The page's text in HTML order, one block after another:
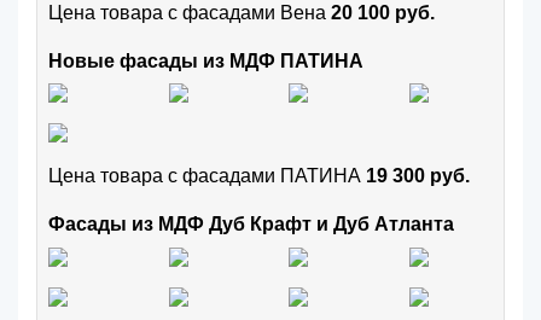
Цена товара с фасадами Вена 20 100 руб.
Новые фасады из МДФ ПАТИНА
Цена товара с фасадами ПАТИНА 19 300 руб.
Фасады из МДФ Дуб Крафт и Дуб Атланта